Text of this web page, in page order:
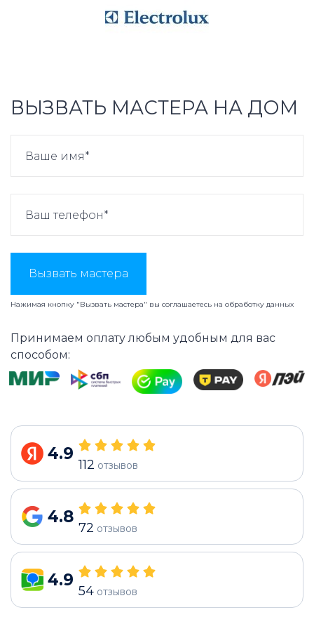
ВЫЗВАТЬ МАСТЕРА НА ДОМ
Вызвать мастера
Нажимая кнопку "Вызвать мастера" вы соглашаетесь на обработку данных
Принимаем оплату любым удобным для вас
способом:
4.9
112 отзывов
4.8
72 отзывов
4.9
54 отзывов